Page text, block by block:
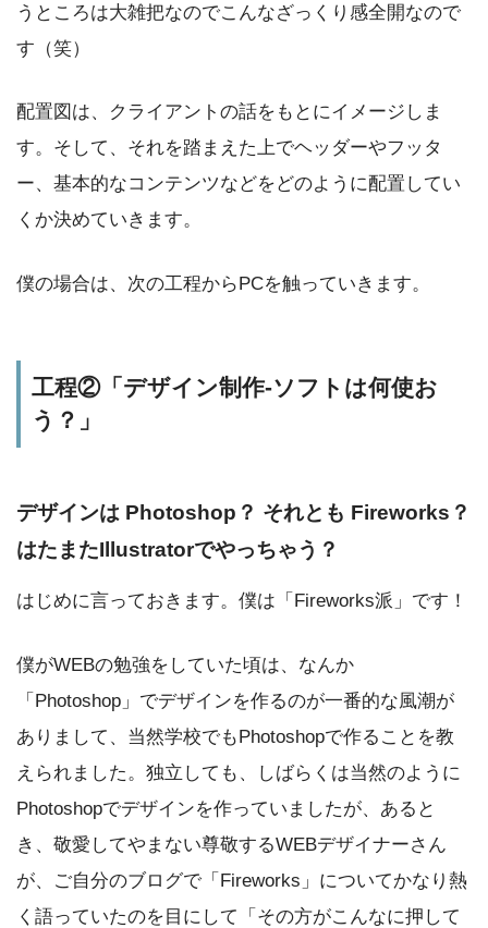
うところは大雑把なのでこんなざっくり感全開なので
す（笑）
配置図は、クライアントの話をもとにイメージしま
す。そして、それを踏まえた上でヘッダーやフッタ
ー、基本的なコンテンツなどをどのように配置してい
くか決めていきます。
僕の場合は、次の工程からPCを触っていきます。
工程②「デザイン制作-ソフトは何使お
う？」
デザインは Photoshop？ それとも Fireworks？
はたまたIllustratorでやっちゃう？
はじめに言っておきます。僕は「Fireworks派」です！
僕がWEBの勉強をしていた頃は、なんか
「Photoshop」でデザインを作るのが一番的な風潮が
ありまして、当然学校でもPhotoshopで作ることを教
えられました。独立しても、しばらくは当然のように
Photoshopでデザインを作っていましたが、あると
き、敬愛してやまない尊敬するWEBデザイナーさん
が、ご自分のブログで「Fireworks」についてかなり熱
く語っていたのを目にして「その方がこんなに押して